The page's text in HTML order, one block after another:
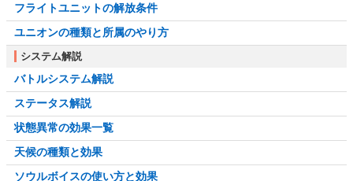
フライトユニットの解放条件
ユニオンの種類と所属のやり方
システム解説
バトルシステム解説
ステータス解説
状態異常の効果一覧
天候の種類と効果
ソウルボイスの使い方と効果